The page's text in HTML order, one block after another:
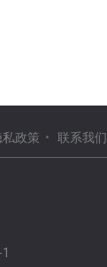
私政策 • 联系我们